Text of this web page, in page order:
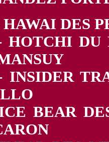
DES
HOTCHI DU
INSIDER
BEAR